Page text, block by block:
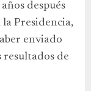
después
Presidencia,
enviado
resultados de